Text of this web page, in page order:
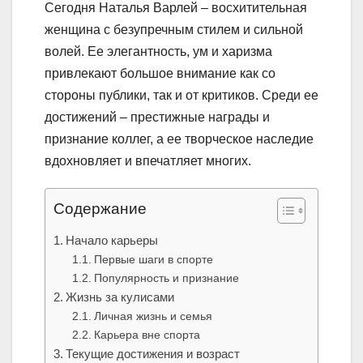
Сегодня Наталья Варлей – восхитительная
женщина с безупречным стилем и сильной
волей. Ее элегантность, ум и харизма
привлекают большое внимание как со
стороны публики, так и от критиков. Среди ее
достижений – престижные награды и
признание коллег, а ее творческое наследие
вдохновляет и впечатляет многих.
Содержание
Начало карьеры
Первые шаги в спорте
Популярность и признание
Жизнь за кулисами
Личная жизнь и семья
Карьера вне спорта
Текущие достижения и возраст